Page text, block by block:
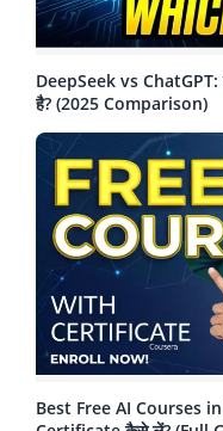
DeepSeek vs ChatGPT:
है? (2025 Comparison)
Best Free AI Courses